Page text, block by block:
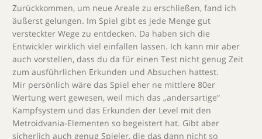
Zurückkommen, um neue Areale zu erschließen, fand ich
äußerst gelungen. Im Spiel gibt es jede Menge gut
versteckter Wege zu entdecken. Da haben sich die
Entwickler wirklich viel einfallen lassen. Ich kann mir aber
auch vorstellen, dass du da für einen Test nicht genug Zeit
zum ausführlichen Erkunden und Absuchen hattest.
Mir persönlich wäre das Spiel eher ne mittlere 80er
Wertung wert gewesen, weil mich das „andersartige“
Kampfsystem und das Erkunden der Level mit den
Metroidvania-Elementen so begeistert hat. Gibt aber
sicherlich auch genug Spieler, die das dann nicht so